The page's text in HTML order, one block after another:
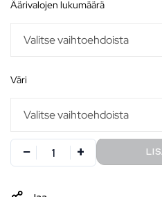
äärivalojen lukumäärä
väri